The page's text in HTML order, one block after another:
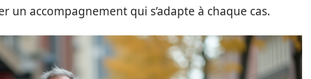
un accompagnement qui s’adapte à chaque cas.